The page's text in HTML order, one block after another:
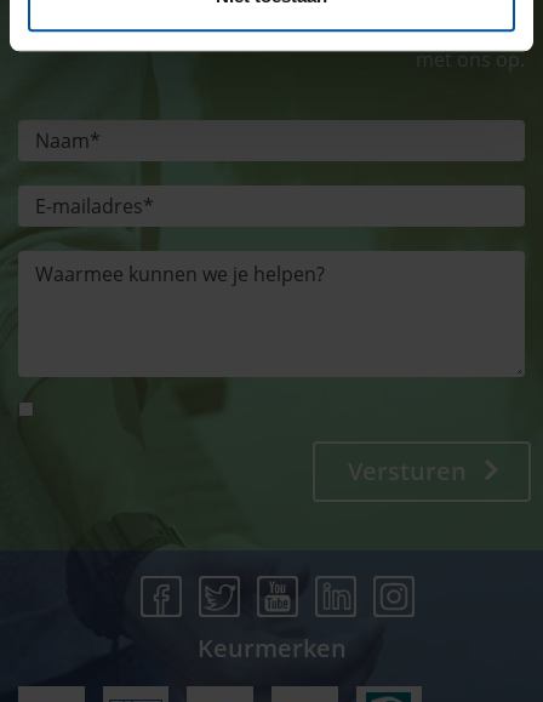
kunnen helpen? Neem dan contact
met ons op.
Versturen
Keurmerken